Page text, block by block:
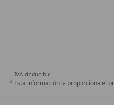
IVA deducible
Esta información la proporciona el